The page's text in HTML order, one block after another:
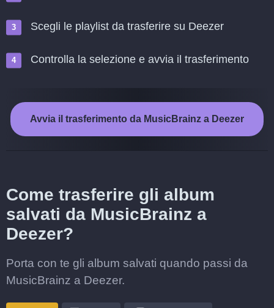
Scegli le playlist da trasferire su Deezer
Controlla la selezione e avvia il trasferimento
Avvia il trasferimento da MusicBrainz a Deezer
Come trasferire gli album
salvati da MusicBrainz a
Deezer?
Porta con te gli album salvati quando passi da
MusicBrainz a Deezer.